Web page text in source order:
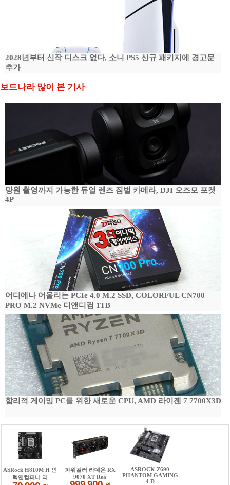
2028년부터 신작 디스크 없다, 소니 PS5 신규 패키지에 경고문
추가
보드나라 많이 본 기사
망원 촬영까지 가능한 듀얼 렌즈 짐벌 카메라, DJI 오즈모 포켓
4P
어디에나 어울리는 PCIe 4.0 M.2 SSD, COLORFUL CN700
PRO M.2 NVMe 디앤디컴 1TB
합리적 게이밍 PC를 위한 새로운 CPU, AMD 라이젠 7 7700X3D